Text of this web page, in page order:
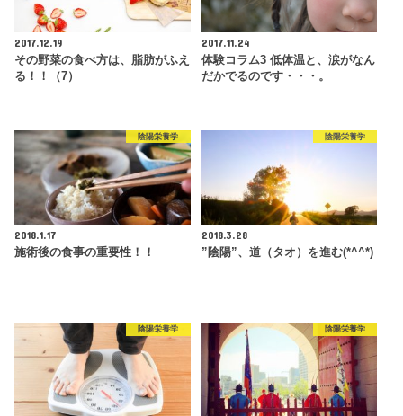
2017.12.19
その野菜の食べ方は、脂肪がふえ
る！！（7）
2017.11.24
体験コラム3 低体温と、涙がなん
だかでるのです・・・。
陰陽栄養学
2018.1.17
施術後の食事の重要性！！
陰陽栄養学
2018.3.28
”陰陽”、道（タオ）を進む(*^^*)
陰陽栄養学 陰陽栄養学